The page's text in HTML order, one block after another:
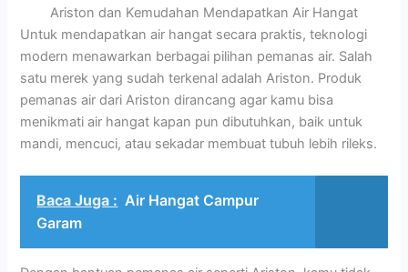
Ariston dan Kemudahan Mendapatkan Air Hangat
Untuk mendapatkan air hangat secara praktis, teknologi
modern menawarkan berbagai pilihan pemanas air. Salah
satu merek yang sudah terkenal adalah Ariston. Produk
pemanas air dari Ariston dirancang agar kamu bisa
menikmati air hangat kapan pun dibutuhkan, baik untuk
mandi, mencuci, atau sekadar membuat tubuh lebih rileks.
Baca Juga : Air Hangat Campur
Garam